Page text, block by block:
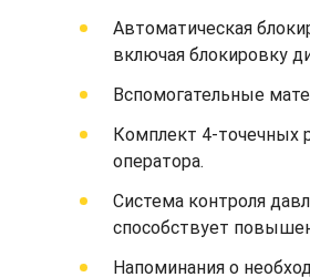
Автоматическая
включая блокировку
Вспомогательные
Комплект 4-точечных
оператора.
Система контроля
способствует
Напоминания о